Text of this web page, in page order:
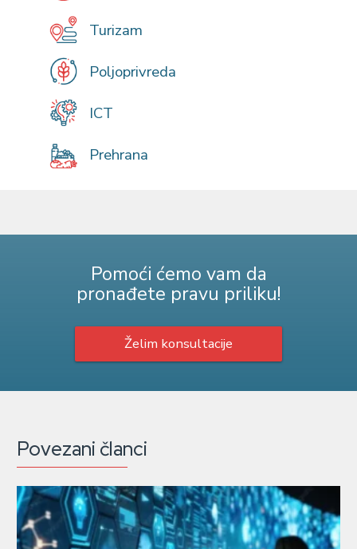
Turizam
Poljoprivreda
ICT
Prehrana
Pomoći ćemo vam da
pronađete pravu priliku!
Želim konsultacije
Povezani članci